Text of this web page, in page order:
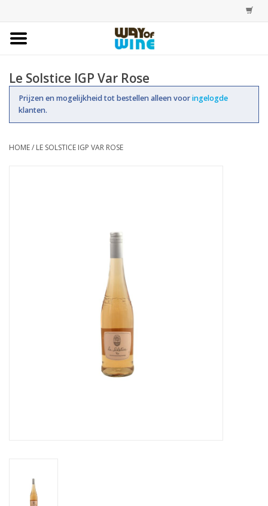
Bestellingen
Assortiment
Le Solstice IGP Var Rose
Prijzen en mogelijkheid tot bestellen alleen vooringelogde
klanten.
HOME/ LE SOLSTICE IGP VAR ROSE